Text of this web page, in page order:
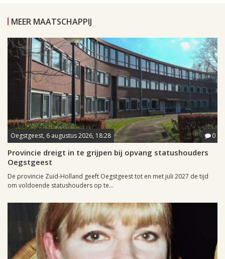
MEER MAATSCHAPPIJ
Oegstgeest, 6 augustus 2026, 18:28 0
Provincie dreigt in te grijpen bij opvang statushouders
Oegstgeest
De provincie Zuid-Holland geeft Oegstgeest tot en met juli 2027 de tijd
om voldoende statushouders op te...